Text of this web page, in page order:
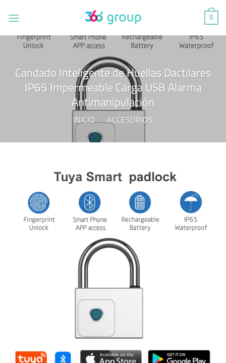
0
Candado Inteligente de Huellas Dactilares
IP65 Impermeable Carga USB Alarma
Antimanipulación
INICIO / ACCESORIOS